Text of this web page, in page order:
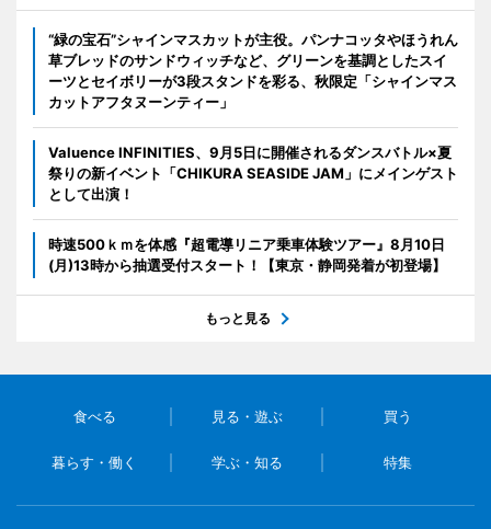
“緑の宝石”シャインマスカットが主役。パンナコッタやほうれん
草ブレッドのサンドウィッチなど、グリーンを基調としたスイ
ーツとセイボリーが3段スタンドを彩る、秋限定「シャインマス
カットアフタヌーンティー」
Valuence INFINITIES、9月5日に開催されるダンスバトル×夏
祭りの新イベント「CHIKURA SEASIDE JAM」にメインゲスト
として出演！
時速500ｋｍを体感『超電導リニア乗車体験ツアー』8月10日
(月)13時から抽選受付スタート！【東京・静岡発着が初登場】
もっと見る
食べる 見る・遊ぶ 買う
暮らす・働く 学ぶ・知る 特集